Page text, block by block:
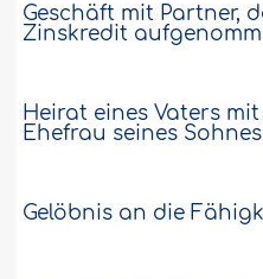
Geschäft mit Partner,
Zinskredit
Heirat eines Vaters
Ehefrau seines Sohnes
Gelöbnis an die